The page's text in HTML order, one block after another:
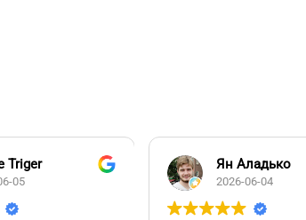
Triger
05
Ян Аладько
2026-06-04